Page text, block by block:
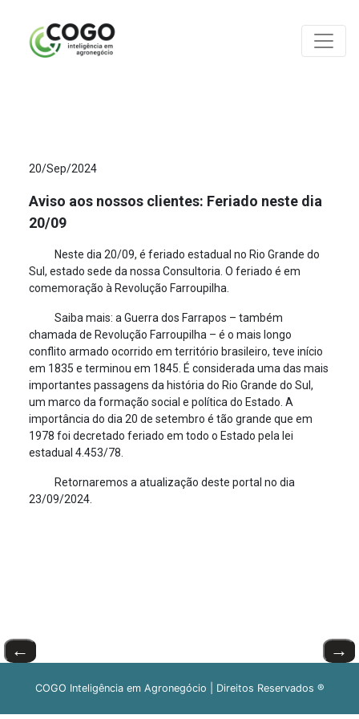
20/Sep/2024
Aviso aos nossos clientes: Feriado neste dia
20/09
Neste dia 20/09, é feriado estadual no Rio Grande do
Sul, estado sede da nossa Consultoria. O feriado é em
comemoração à Revolução Farroupilha.
Saiba mais: a Guerra dos Farrapos – também
chamada de Revolução Farroupilha – é o mais longo
conflito armado ocorrido em território brasileiro, teve início
em 1835 e terminou em 1845. É considerada uma das mais
importantes passagens da história do Rio Grande do Sul,
um marco da formação social e política do Estado. A
importância do dia 20 de setembro é tão grande que em
1978 foi decretado feriado em todo o Estado pela lei
estadual 4.453/78.
Retornaremos a atualização deste portal no dia
23/09/2024.
← →
COGO Inteligência em Agronegócio | Direitos Reservados ®